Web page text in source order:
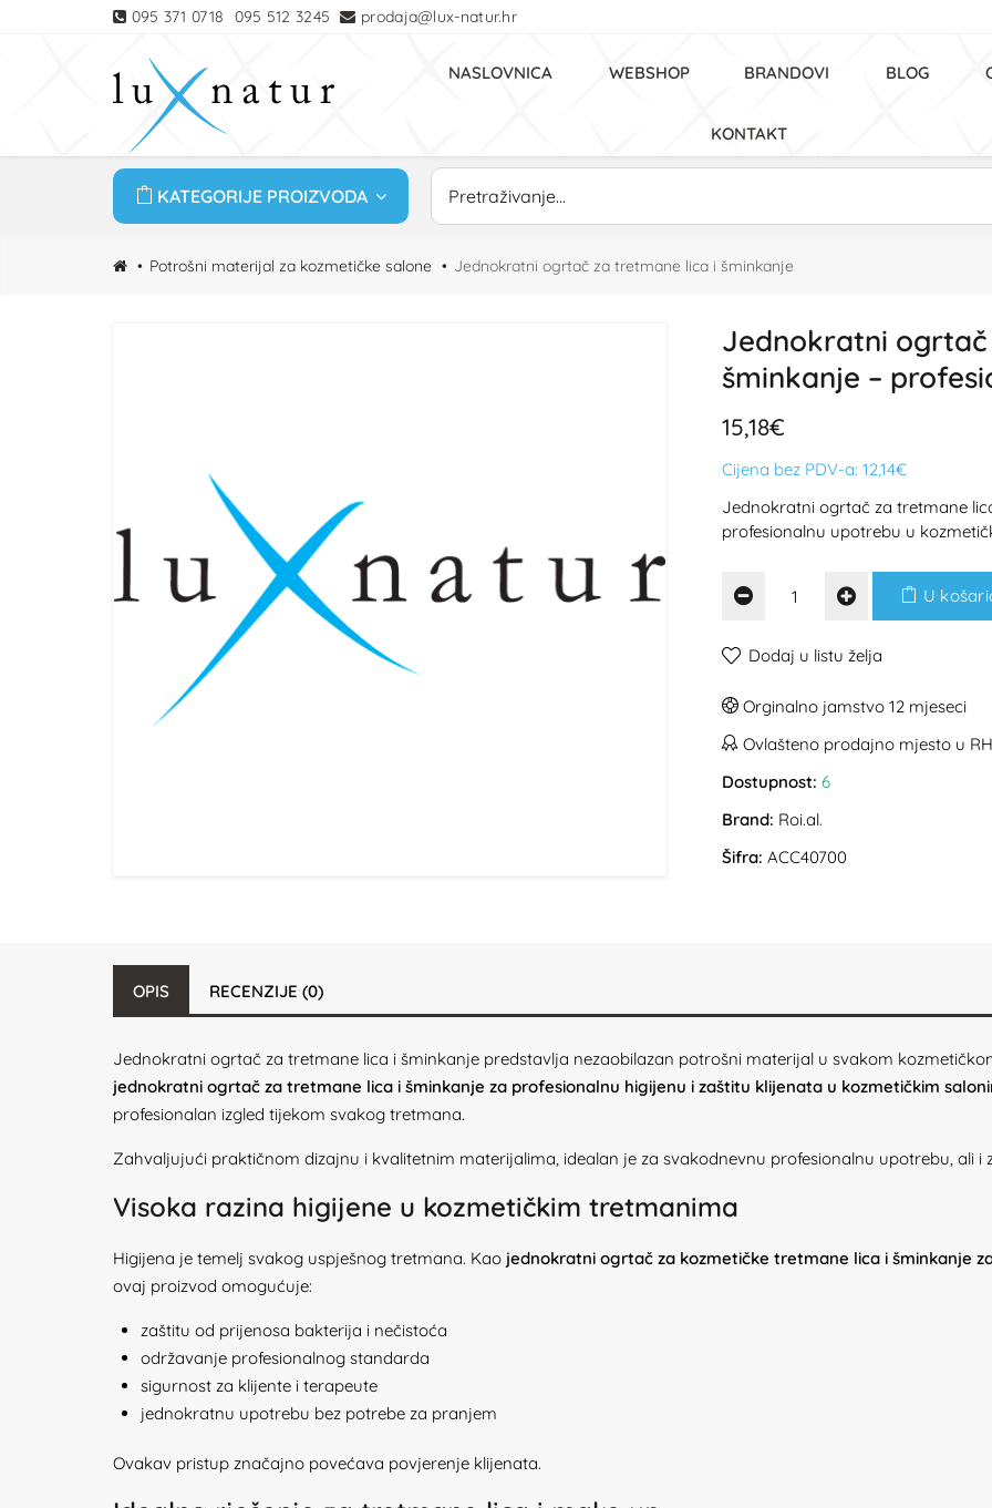
095 371 0718 095 512 3245 prodaja@lux-natur.hr
NASLOVNICA WEBSHOP BRANDOVI BLOG
KONTAKT
KATEGORIJE PROIZVODA
Potrošni materijal za kozmetičke salone Jednokratni ogrtač za tretmane lica i šminkanje
Jednokratni
šminkanje –
15,18€
Cijena bez PDV-a: 12,14€
Jednokratni ogrtač za tretmane
profesionalnu upotrebu u
U
Dodaj u listu želja
Orginalno jamstvo 12 mjeseci
Ovlašteno prodajno mjesto u RH
Dostupnost: 6
Brand: Roi.al.
Šifra: ACC40700
OPIS RECENZIJE (0)
Jednokratni ogrtač za tretmane lica i šminkanje predstavlja nezaobilazan potrošni materijal u svakom
jednokratni ogrtač za tretmane lica i šminkanje za profesionalnu higijenu i zaštitu klijenata u kozmetičkim
profesionalan izgled tijekom svakog tretmana.
Zahvaljujući praktičnom dizajnu i kvalitetnim materijalima, idealan je za svakodnevnu profesionalnu upotrebu, ali i
Visoka razina higijene u kozmetičkim tretmanima
Higijena je temelj svakog uspješnog tretmana. Kao jednokratni ogrtač za kozmetičke tretmane lica i šminkanje
ovaj proizvod omogućuje:
zaštitu od prijenosa bakterija i nečistoća
održavanje profesionalnog standarda
sigurnost za klijente i terapeute
jednokratnu upotrebu bez potrebe za pranjem
Ovakav pristup značajno povećava povjerenje klijenata.